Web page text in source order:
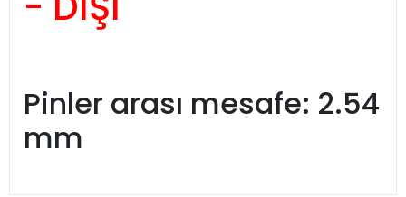
Pinler arası mesafe: 2.54
mm